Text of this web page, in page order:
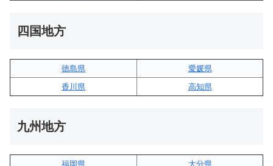
四国地方
徳島県
愛媛県
香川県
高知県
九州地方
福岡県 大分県